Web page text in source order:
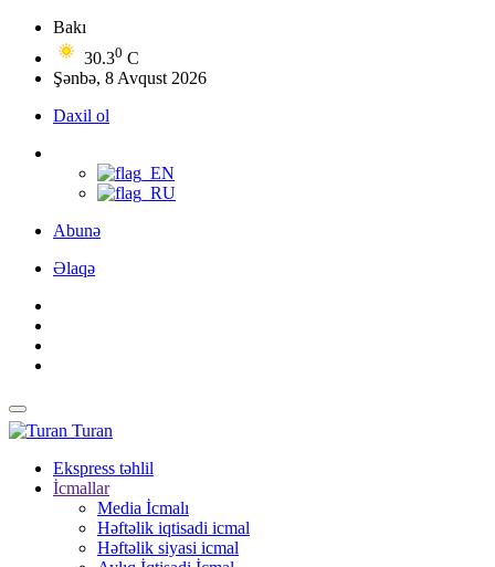
Bakı
30.30 C
Şənbə, 8 Avqust 2026
Daxil ol
Abunə
Əlaqə
Turan
Ekspress təhlil
İcmallar
Media İcmalı
Həftəlik iqtisadi icmal
Həftəlik siyasi icmal